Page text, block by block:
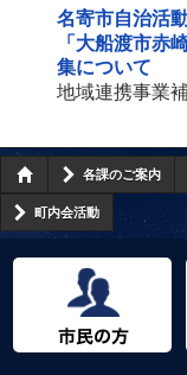
名寄市自治活
「大船渡市赤
集について
地域連携事業
各課のご案内
町内会活動